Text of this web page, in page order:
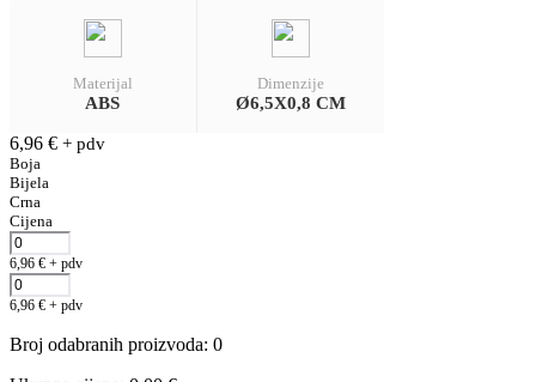
Materijal
ABS
Dimenzije
Ø6,5X0,8 CM
6,96 € + pdv
Boja
Bijela
Crna
Cijena
6,96 € + pdv
6,96 € + pdv
Broj odabranih proizvoda: 0